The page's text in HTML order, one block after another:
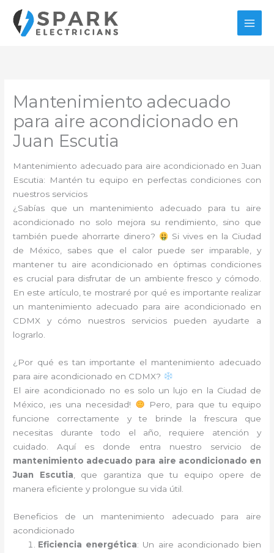
contenido
Mantenimiento adecuado
para aire acondicionado en
Juan Escutia
Mantenimiento adecuado para aire acondicionado en Juan
Escutia: Mantén tu equipo en perfectas condiciones con
nuestros servicios
¿Sabías que un mantenimiento adecuado para tu aire
acondicionado no solo mejora su rendimiento, sino que
también puede ahorrarte dinero?
Si vives en la Ciudad
de México, sabes que el calor puede ser imparable, y
mantener tu aire acondicionado en óptimas condiciones
es crucial para disfrutar de un ambiente fresco y cómodo.
En este artículo, te mostraré por qué es importante realizar
un mantenimiento adecuado para aire acondicionado en
CDMX y cómo nuestros servicios pueden ayudarte a
lograrlo.
¿Por qué es tan importante el mantenimiento adecuado
para aire acondicionado en CDMX?
El aire acondicionado no es solo un lujo en la Ciudad de
México, ¡es una necesidad!
Pero, para que tu equipo
funcione correctamente y te brinde la frescura que
necesitas durante todo el año, requiere atención y
cuidado. Aquí es donde entra nuestro servicio de
mantenimiento adecuado para aire acondicionado en
Juan Escutia , que garantiza que tu equipo opere de
manera eficiente y prolongue su vida útil.
Beneficios de un mantenimiento adecuado para aire
acondicionado
Eficiencia energética: Un aire acondicionado bien